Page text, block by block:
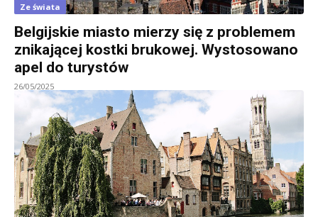
Ze świata
Belgijskie miasto mierzy się z problemem
znikającej kostki brukowej. Wystosowano
apel do turystów
26/05/2025